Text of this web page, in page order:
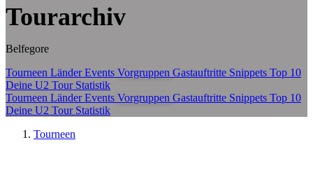
Tourarchiv
Belfegore
Tourneen LänderEvents Vorgruppen Gastauftritte Snippets Top 10
Deine U2 Tour Statistik
Tourneen LänderEvents Vorgruppen Gastauftritte Snippets Top 10
Deine U2 Tour Statistik
Tourneen